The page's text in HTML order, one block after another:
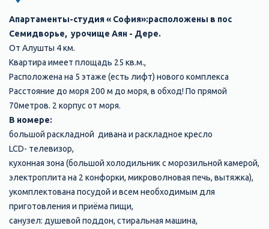
Апартаменты-студия « София»:расположены в пос
Семидворье, урочище Аян - Дере.
От Алушты 4 км.
Квартира имеет площадь 25 кв.м.,
Расположена на 5 этаже (есть лифт) нового комплекса
Расстояние до моря 200 м до моря, в обход! По прямой
70метров. 2 корпус от моря.
В номере:
большой раскладной дивана и раскладное кресло
LCD- телевизор,
кухонная зона (большой холодильник с морозильной камерой,
электроплита на 2 конфорки, микроволновая печь, вытяжка),
укомплектована посудой и всем необходимым для
приготовления и приёма пищи,
санузел: душевой поддон, стиральная машина,